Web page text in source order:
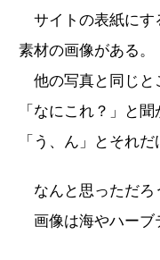
サイトの表紙にす
素材の画像がある
他の写真と同じと
「なにこれ？」と聞
「う、ん」とそれだ
なんと思っただ
画像は海やハー